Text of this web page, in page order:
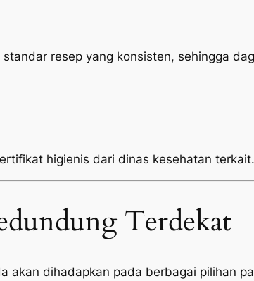
resep yang konsisten, sehingga
higienis dari dinas kesehatan terkait.
Terdekat
akan dihadapkan pada berbagai pilihan